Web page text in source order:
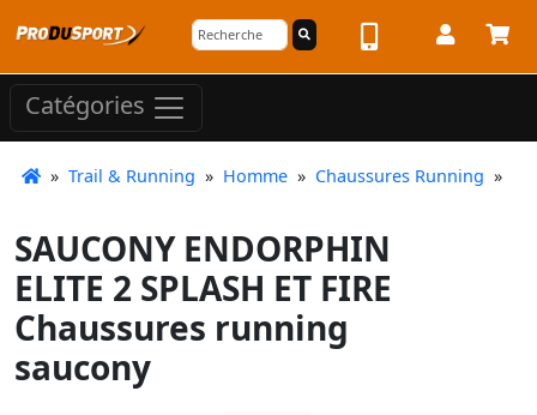
Catégories
» Trail & Running » Homme » Chaussures Running »
SAUCONY ENDORPHIN
ELITE 2 SPLASH ET FIRE
Chaussures running
saucony